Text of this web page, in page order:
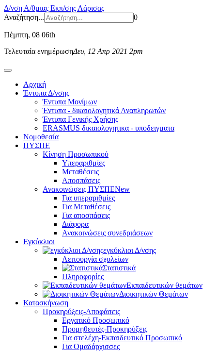
Δ/νση Α/θμιας Εκπ/σης Λάρισας
Αναζήτηση...
0
Πέμπτη, 08 06th
Τελευταία ενημέρωσηΔευ, 12 Απρ 2021 2pm
Αρχική
Έντυπα Δ/νσης
Έντυπα Μονίμων
Έντυπα - δικαιολογητικά Αναπληρωτών
Έντυπα Γενικής Χρήσης
ERASMUS δικαιολογητικα - υποδειγματα
Νομοθεσία
ΠΥΣΠΕ
Κίνηση Προσωπικού
Υπεραριθμίες
Μεταθέσεις
Αποσπάσεις
Ανακοινώσεις ΠΥΣΠΕNew
Για υπεραριθμίες
Για Μεταθέσεις
Για αποσπάσεις
Διάφορα
Ανακοινώσεις συνεδριάσεων
Εγκύκλιοι
εγκύκλιοι Δ/νσης
Λειτουργία σχολείων
Στατιστικά
Πληροφορίες
Εκπαιδευτικών θεμάτων
Διοικητικών Θεμάτων
Κατασκήνωση
Προκηρύξεις-Αποφάσεις
Εργατικό Προσωπικό
Προμηθευτές-Προκηρύξεις
Για στελέχη-Εκπαιδευτικό Προσωπικό
Για Ομαδάρχισσες